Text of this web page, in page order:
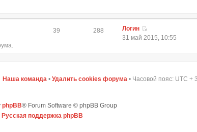
39 288
Логин
31 май 2015, 10:55
Наша команда • Удалить cookies форума • Часовой пояс: UTC +
phpBB® Forum Software © phpBB Group
Русская поддержка phpBB